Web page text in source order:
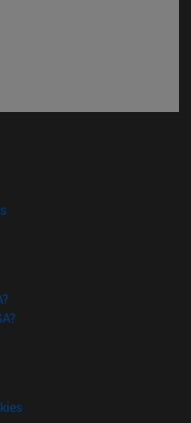
ventana)
(abre en nueva ventana)
en nueva ventana)